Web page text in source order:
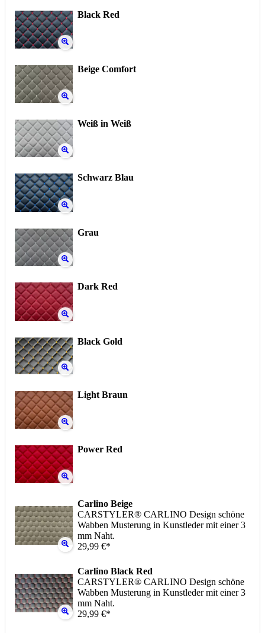
Black Red
Beige Comfort
Weiß in Weiß
Schwarz Blau
Grau
Dark Red
Black Gold
Light Braun
Power Red
Carlino Beige
CARSTYLER® CARLINO Design schöne
Wabben Musterung in Kunstleder mit einer 3
mm Naht.
29,99 €*
Carlino Black Red
CARSTYLER® CARLINO Design schöne
Wabben Musterung in Kunstleder mit einer 3
mm Naht.
29,99 €*